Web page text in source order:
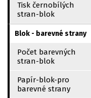
Tisk černobílých
stran-blok
Blok - barevné strany
Počet barevných
stran-blok
Papír-blok-pro
barevné strany